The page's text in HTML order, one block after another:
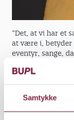
Samtykke
”Det, at vi har et
at være i, betyder
eventyr, sange,
siger han.
”Det handler